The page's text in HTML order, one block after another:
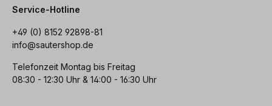
Service-Hotline
+49 (0) 8152 92898-81
info@sautershop.de
Telefonzeit Montag bis Freitag
08:30 - 12:30 Uhr & 14:00 - 16:30 Uhr